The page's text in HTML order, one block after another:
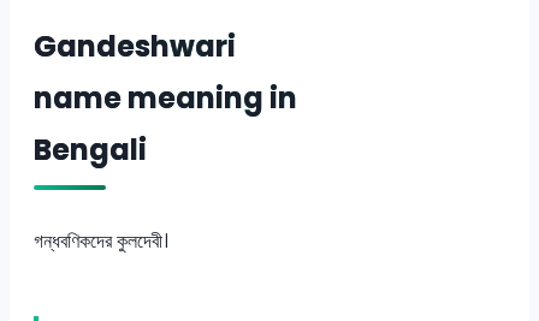
Gandeshwari
name meaning in
Bengali
গন্ধবণিকদের কুলদেবী।